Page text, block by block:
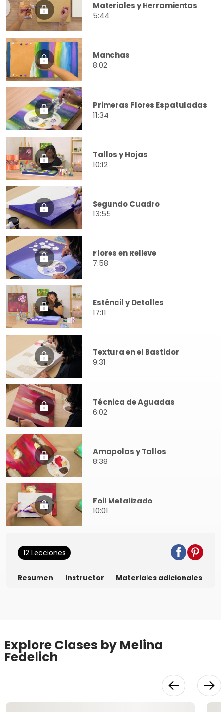
Materiales y Herramientas
5:44
Manchas
8:02
Primeras Flores Espatuladas
11:34
Tallos y Hojas
10:12
Segundo Cuadro
13:55
Flores en Relieve
7:58
Esténcil y Detalles
17:11
Textura en el Bastidor
9:31
Técnica de Aguadas
6:02
Amapolas y Tallos
8:38
Foil Metalizado
10:01
12 Lecciones
Resumen Instructor Materiales adicionales
Explore Clases by Melina
Fedelich